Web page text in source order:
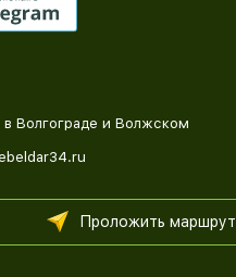
в Волгограде и Волжском
Проложить маршрут